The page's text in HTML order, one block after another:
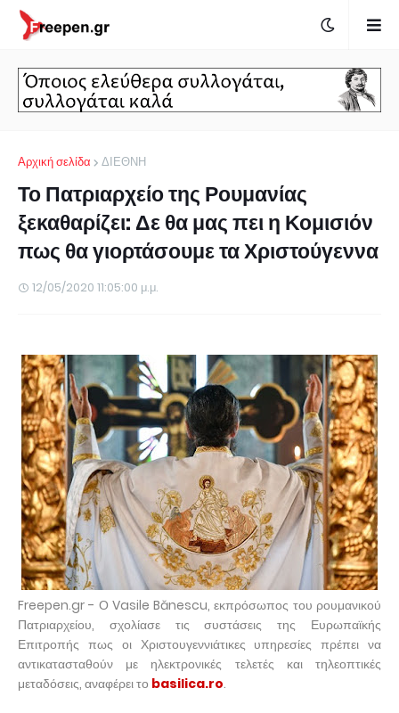
Αρχική σελίδα ΔΙΕΘΝΗ
Το Πατριαρχείο της Ρουμανίας
ξεκαθαρίζει: Δε θα μας πει η Κομισιόν
πως θα γιορτάσουμε τα Χριστούγεννα
12/05/2020 11:05:00 μ.μ.
Freepen.gr - Ο Vasile Bănescu, εκπρόσωπος του ρουμανικού
Πατριαρχείου, σχολίασε τις συστάσεις της Ευρωπαϊκής
Επιτροπής πως οι Χριστουγεννιάτικες υπηρεσίες πρέπει να
αντικατασταθούν με ηλεκτρονικές τελετές και τηλεοπτικές
μεταδόσεις, αναφέρει το basilica.ro.